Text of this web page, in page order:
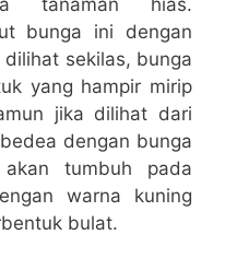
tanaman hias.
bunga ini dengan
dilihat sekilas, bunga
yang hampir mirip
jika dilihat dari
dengan bunga
tumbuh pada
warna kuning
bulat.